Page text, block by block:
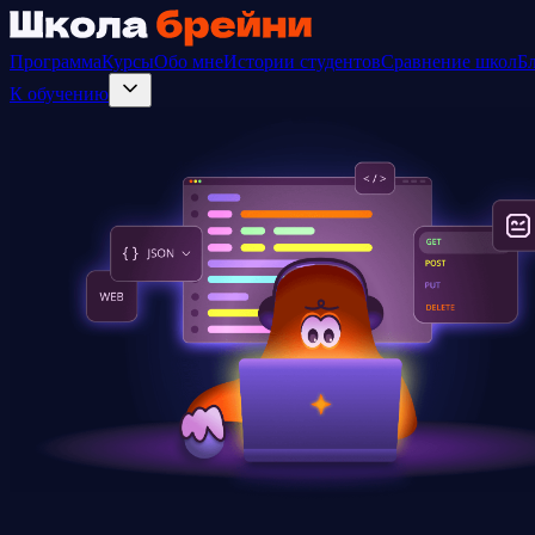
ПрограммаКурсыОбо мнеИстории студентовСравнение школ
К обучению